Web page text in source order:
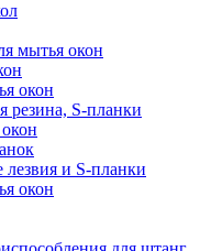
мытья окон
окон
резина, S-планки
и S-планки
окон